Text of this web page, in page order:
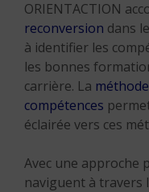
ORIENTACTION
reconversion dans
à identifier les
les bonnes
carrière. La
compétences
éclairée vers ces
Avec une approche
naviguent à travers